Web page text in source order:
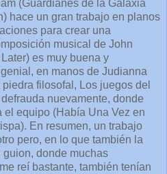
(Guardianes de la Galaxia
hace un gran trabajo en planos
para crear una
musical de John
es muy buena y
en manos de Judianna
filosofal, Los juegos del
nuevamente, donde
el equipo (Había Una Vez en
En resumen, un trabajo
pero, en lo que también la
guion, donde muchas
reí bastante, también tenían